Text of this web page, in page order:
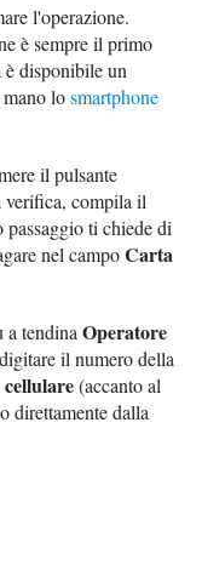
l'operazione.
è sempre il primo
disponibile un
mano losmartphone
il pulsante
verifica, compila il
ti chiede di
nel campoCarta
a tendinaOperatore
il numero della
(accanto al
direttamente dalla